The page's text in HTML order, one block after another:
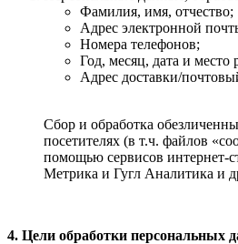
Фамилия, имя, отчество;
Адрес электронной
Номера телефонов;
Год, месяц, дата и место
Адрес доставки/
Сбор и обработка
посетителях (в т.ч. файлов
помощью сервисов интернет-
Метрика и Гугл Аналитика и
4. Цели обработки персональных